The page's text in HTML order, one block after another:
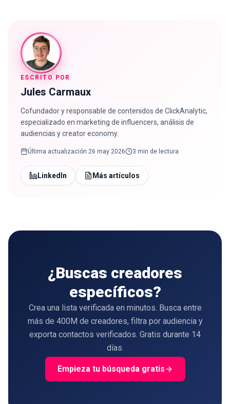
ESCRITO POR
Jules Carmaux
Cofundador y responsable de contenidos de ClickAnalytic,
especializado en marketing de influencers, análisis de
audiencias y creator economy.
Última actualización 26 may 2026 3 min de lectura
LinkedIn Más artículos
¿Buscas creadores
específicos?
Crea una lista verificada en minutos. Busca entre
más de 400M de creadores, filtra por audiencia y
exporta contactos verificados. Gratis durante 14
días.
Empieza tu búsqueda gratis